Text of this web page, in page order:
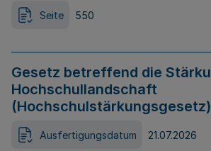
Seite 550
Gesetz betreffend die
Hochschullandschaft
(Hochschulstärkungsgesetz)
Ausfertigungsdatum 21.07.2026